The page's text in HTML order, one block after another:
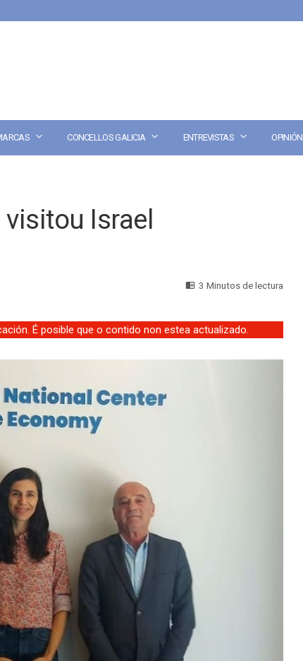
CONCELLOS GALICIA ENTREVISTAS OPINIÓN
Israel
3 Minutos de lectura
É posible que o contido non estea actualizado.